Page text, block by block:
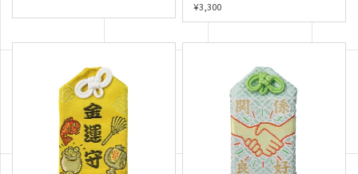
¥3,300